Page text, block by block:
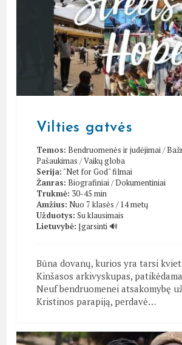
Vilties gatvės
Temos: Bendruomenės ir judėjimai /
Pašaukimas /Vaikų globa
Serija: "Net for God" filmai
Žanras: Biografiniai /Dokumentiniai
Trukmė: 30-45 min
Amžius: Nuo 7 klasės / 14 metų
Užduotys: Su klausimais
Lietuvybė: Įgarsinti 🔊
Būna dovanų, kurios yra tarsi
Kinšasos arkivyskupas,
Neuf bendruomenei atsakomybę
Kristinos parapiją, perdavė…